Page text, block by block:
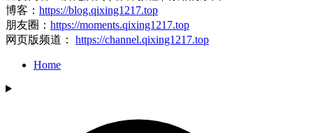
博客： https://blog.qixing1217.top
朋友圈： https://moments.qixing1217.top
网页版频道： https://channel.qixing1217.top
Home